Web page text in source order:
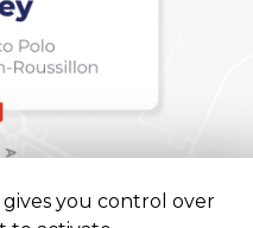
gives you control over